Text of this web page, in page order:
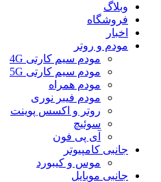
وبلاگ
فروشگاه
اخبار
مودم و روتر
مودم سیم کارتی 4G
مودم سیم کارتی 5G
مودم همراه
مودم فیبر نوری
روتر و اکسس پوینت
سوئیچ
آی پی فون
جانبی کامپیوتر
موس و کیبورد
جانبی موبایل